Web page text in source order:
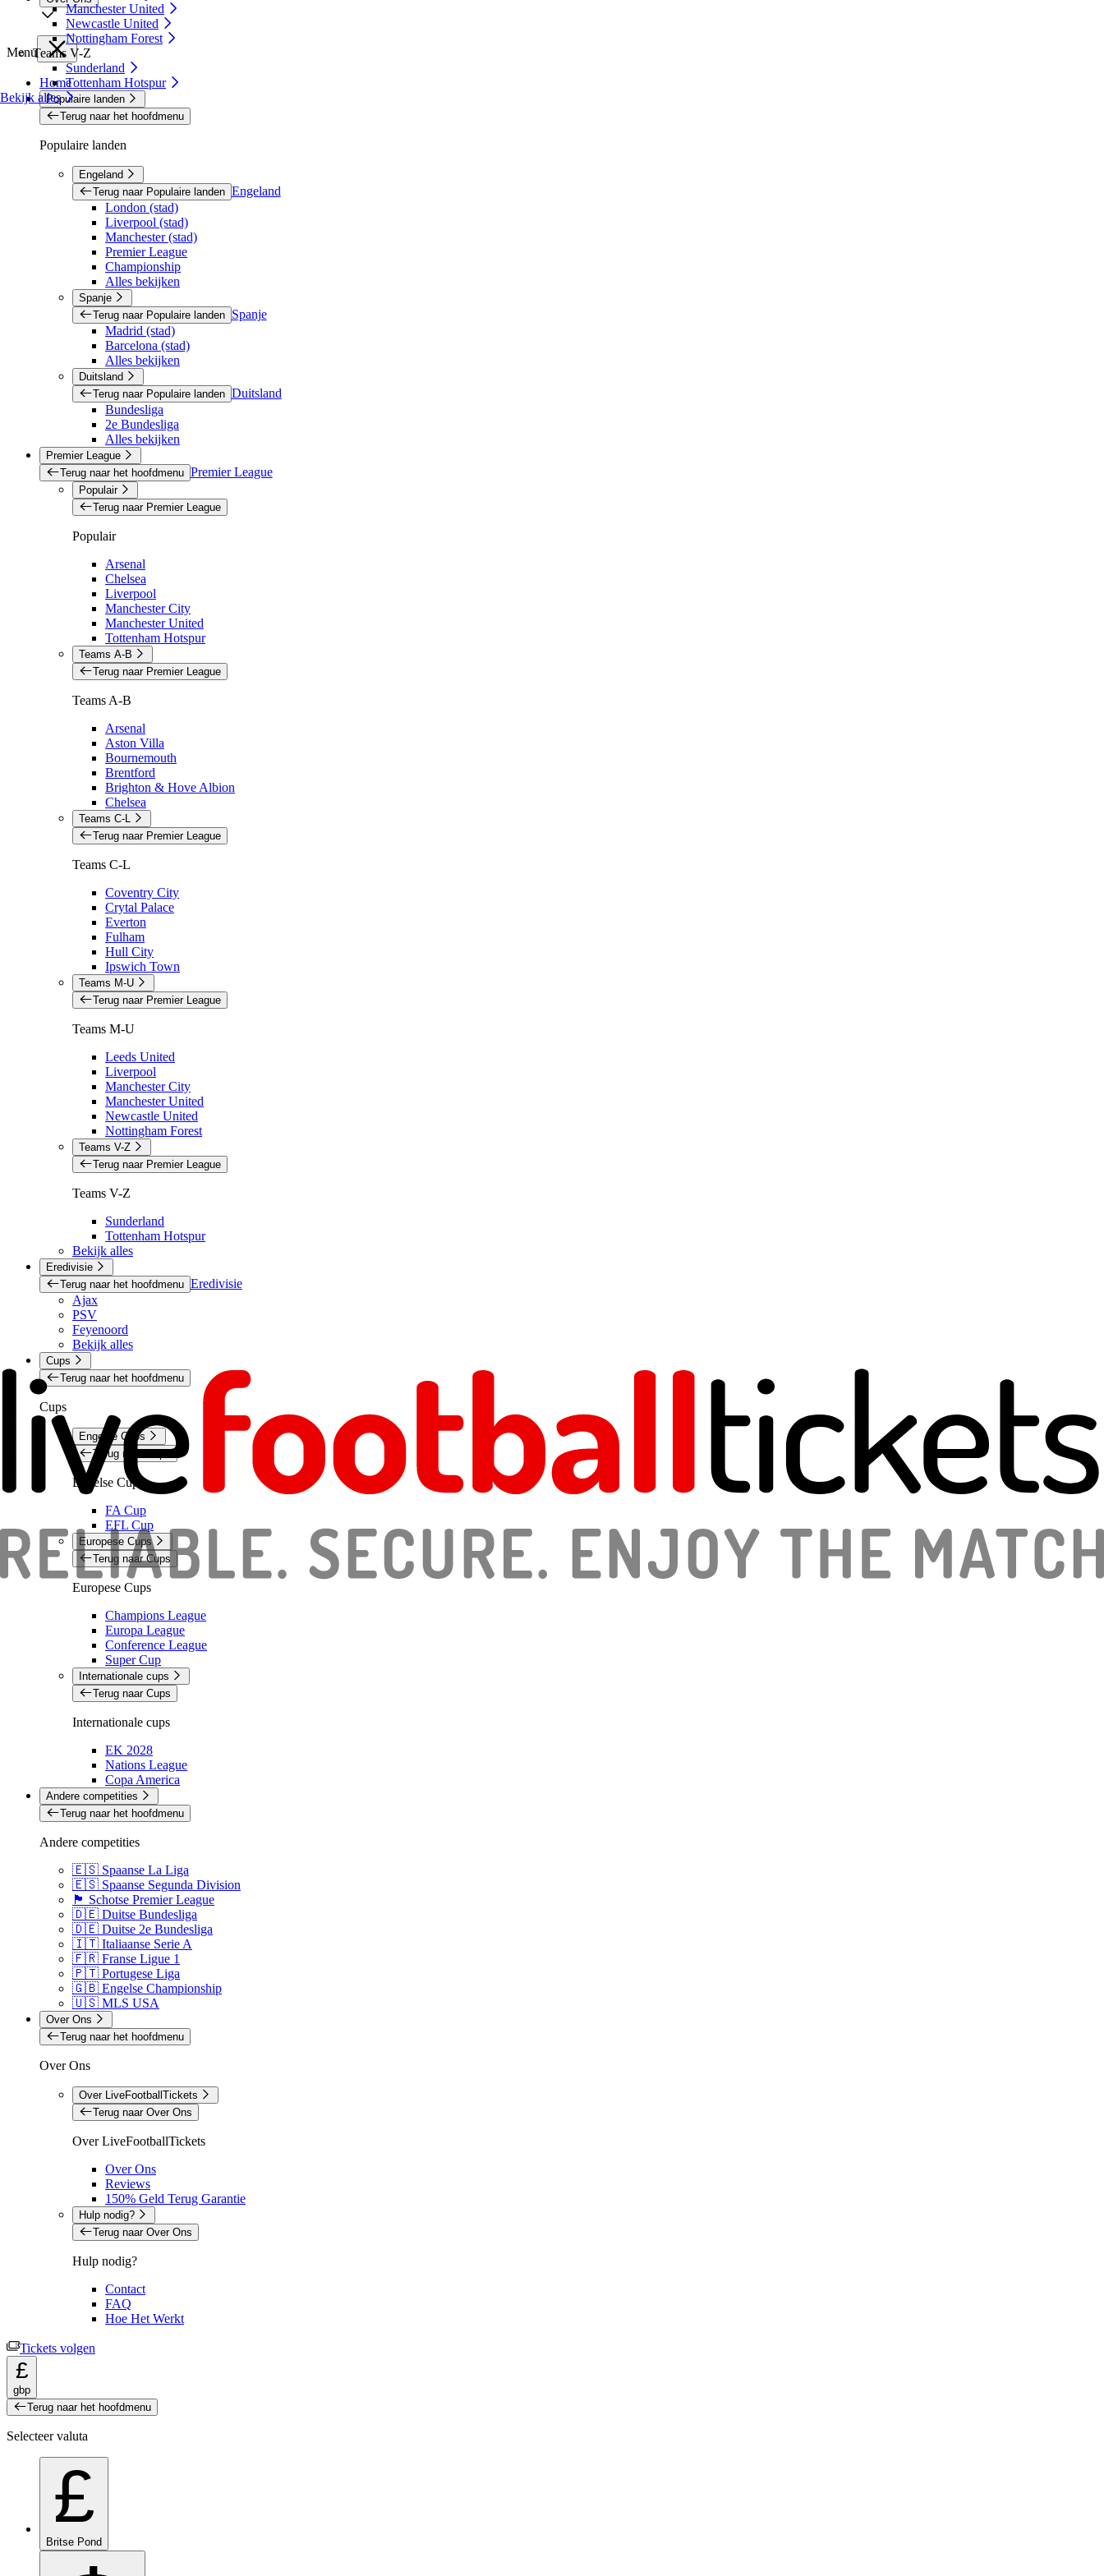
Manchester United
Newcastle United
Nottingham Forest
Teams V-Z
Sunderland
Tottenham Hotspur
Bekijk alles
Menu
Home
Populaire landen
Terug naar het hoofdmenu
Populaire landen
Engeland
Terug naar Populaire landen Engeland
London (stad)
Liverpool (stad)
Manchester (stad)
Premier League
Championship
Alles bekijken
Spanje
Terug naar Populaire landen
Spanje
Madrid (stad)
Barcelona (stad)
Alles bekijken
Duitsland
Terug naar Populaire landen Duitsland
Bundesliga
2e Bundesliga
Alles bekijken
Premier League
Terug naar het hoofdmenu Premier League
Populair
Terug naar Premier League
Populair
Arsenal
Chelsea
Liverpool
Manchester City
Manchester United
Tottenham Hotspur
Teams A-B
Terug naar Premier League
Teams A-B
Arsenal
Aston Villa
Bournemouth
Brentford
Brighton & Hove Albion
Chelsea
Teams C-L
Terug naar Premier League
Teams C-L
Coventry City
Crytal Palace
Everton
Fulham
Hull City
Ipswich Town
Teams M-U
Terug naar Premier League
Teams M-U
Leeds United
Liverpool
Manchester City
Manchester United
Newcastle United
Nottingham Forest
Teams V-Z
Terug naar Premier League
Teams V-Z
Sunderland
Tottenham Hotspur
Bekijk alles
Eredivisie
Terug naar het hoofdmenu Eredivisie
Ajax
PSV
Feyenoord
Bekijk alles
Cups
Terug naar het hoofdmenu
Cups
Engelse Cups
Terug naar Cups
Engelse Cups
FA Cup
EFL Cup
Europese Cups
Terug naar Cups
Europese Cups
Champions League
Europa League
Conference League
Super Cup
Internationale cups
Terug naar Cups
Internationale cups
EK 2028
Nations League
Copa America
Andere competities
Terug naar het hoofdmenu
Andere competities
🇪🇸 Spaanse La Liga
🇪🇸 Spaanse Segunda Division
🏴󠁧󠁢󠁳󠁣󠁴󠁿 Schotse Premier League
🇩🇪 Duitse Bundesliga
🇩🇪 Duitse 2e Bundesliga
🇮🇹 Italiaanse Serie A
🇫🇷 Franse Ligue 1
🇵🇹 Portugese Liga
🇬🇧 Engelse Championship
🇺🇸 MLS USA
Over Ons
Terug naar het hoofdmenu
Over Ons
Over LiveFootballTickets
Terug naar Over Ons
Over LiveFootballTickets
Over Ons
Reviews
150% Geld Terug Garantie
Hulp nodig?
Terug naar Over Ons
Hulp nodig?
Contact
FAQ
Hoe Het Werkt
Tickets volgen
£
gbp
Terug naar het hoofdmenu
Selecteer valuta
£
Britse Pond